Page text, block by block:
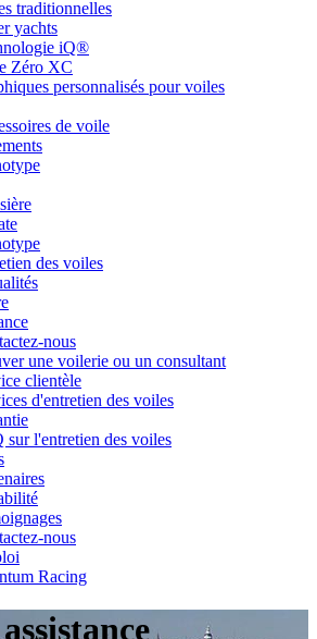
traditionnelles
yachts
iQ®
Zéro XC
personnalisés pour voiles
de voile
des voiles
nous
une voilerie ou un consultant
clientèle
d'entretien des voiles
sur l'entretien des voiles
nous
Racing